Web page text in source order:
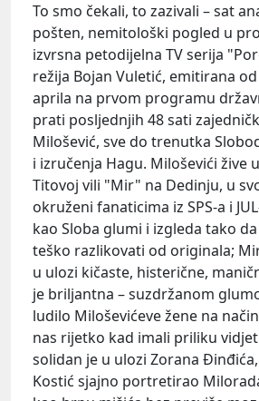
To smo čekali, to zazivali – sat
pošten, nemitološki pogled u
izvrsna petodijelna TV serija
režija Bojan Vuletić, emitirana
aprila na prvom programu
prati posljednjih 48 sati
Milošević, sve do trenutka
i izručenja Hagu. Miloševići žive
Titovoj vili "Mir" na Dedinju, u
okruženi fanaticima iz SPS-a i
kao Sloba glumi i izgleda tako
teško razlikovati od originala;
u ulozi kičaste, histerične,
je briljantna – suzdržanom
ludilo Miloševićeve žene na
nas rijetko kad imali priliku
solidan je u ulozi Zorana Đinđića
Kostić sjajno portretirao